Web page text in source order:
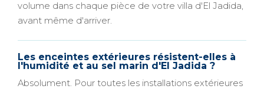
volume dans chaque pièce de votre villa d'El Jadida,
avant même d'arriver.
Les enceintes extérieures résistent-elles à
l'humidité et au sel marin d'El Jadida ?
Absolument. Pour toutes les installations extérieures